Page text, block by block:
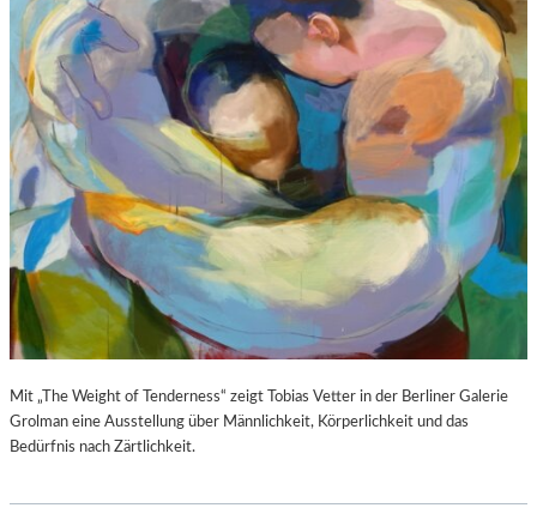
Mit „The Weight of Tenderness“ zeigt Tobias Vetter in der Berliner Galerie
Grolman eine Ausstellung über Männlichkeit, Körperlichkeit und das
Bedürfnis nach Zärtlichkeit.